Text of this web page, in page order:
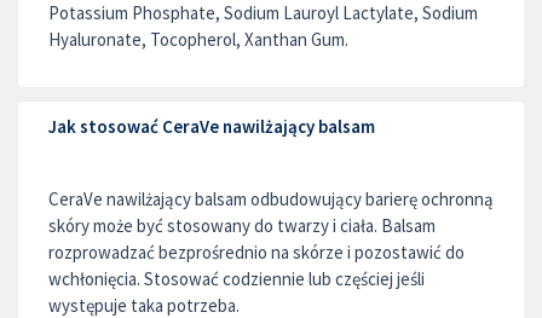
Potassium Phosphate, Sodium Lauroyl Lactylate, Sodium
Hyaluronate, Tocopherol, Xanthan Gum.
Jak stosować CeraVe nawilżający balsam
CeraVe nawilżający balsam odbudowujący barierę ochronną
skóry może być stosowany do twarzy i ciała. Balsam
rozprowadzać bezprośrednio na skórze i pozostawić do
wchłonięcia. Stosować codziennie lub częściej jeśli
występuje taka potrzeba.